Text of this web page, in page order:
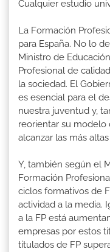
Cualquier estudio
La Formación
para España. No lo
Ministro de
Profesional de
la sociedad. El
es esencial para el
nuestra juventud y,
reorientar su
alcanzar las más
Y, también según el
Formación
ciclos formativos de
actividad a la media.
a la FP está
empresas por estos
titulados de FP